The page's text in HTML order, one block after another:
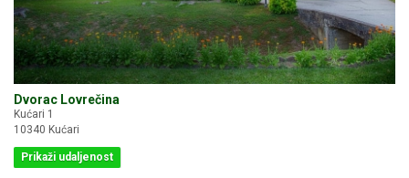
Dvorac Lovrečina
Kućari 1
10340 Kućari
Prikaži udaljenost